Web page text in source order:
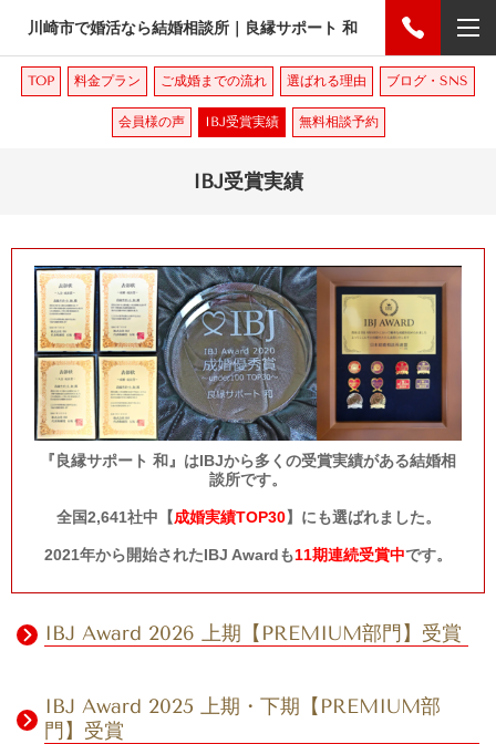
川崎市で婚活なら結婚相談所｜良縁サポート 和
TOP 料金プラン ご成婚までの流れ 選ばれる理由 ブログ・SNS
会員様の声 IBJ受賞実績 無料相談予約
IBJ受賞実績
『良縁サポート 和』はIBJから多くの受賞実績がある結婚相
談所です。
全国2,641社中【成婚実績TOP30】にも選ばれました。
2021年から開始されたIBJ Awardも11期連続受賞中です。
IBJ Award 2026 上期【PREMIUM部門】受賞
IBJ Award 2025 上期・下期【PREMIUM部
門】受賞